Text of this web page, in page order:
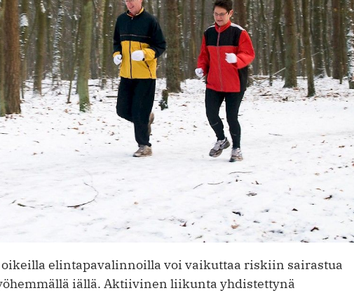
elintapavalinnoilla voi vaikuttaa riskiin sairastua
iällä. Aktiivinen liikunta yhdistettynä